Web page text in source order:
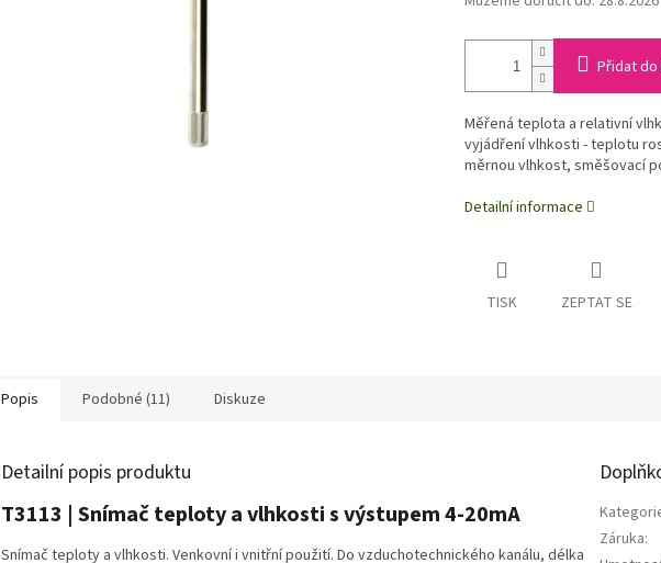
Přidat
Měřená teplota a relativní
vyjádření vlhkosti - teplotu
měrnou vlhkost, směšovací
Detailní informace
TISK ZEPTAT SE
Popis Podobné (11) Diskuze
Detailní popis produktu
T3113 | Snímač teploty a vlhkosti s výstupem 4-20mA
Snímač teploty a vlhkosti. Venkovní i vnitřní použití. Do vzduchotechnického kanálu, délka
Záruka: